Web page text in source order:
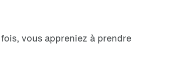
vous appreniez à prendre